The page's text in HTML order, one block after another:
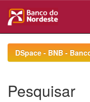
navigationDSpace - BNB -
Pesquisar